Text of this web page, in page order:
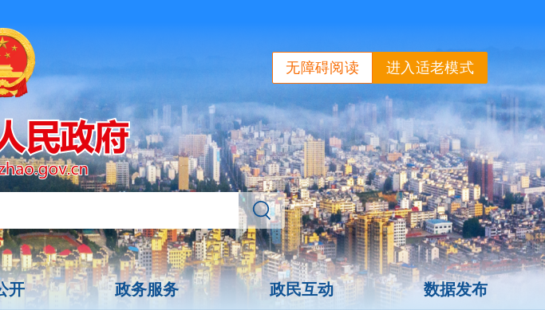
进入适老模式
无障碍阅读
开 政务服务 政民互动 数据发布